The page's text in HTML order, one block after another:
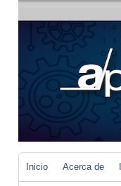
Inicio Acerca de